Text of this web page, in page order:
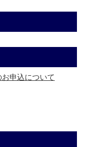
申込について